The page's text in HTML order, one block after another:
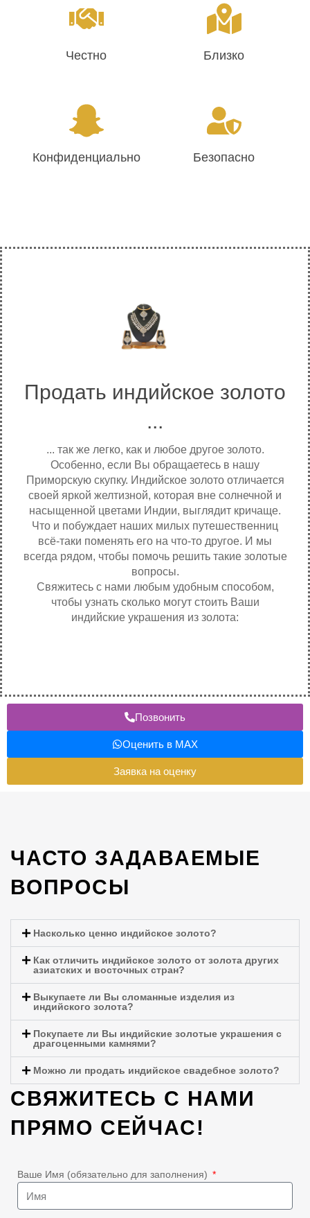
Честно Близко
Конфиденциально Безопасно
Продать индийское золото
...
... так же легко, как и любое другое золото.
Особенно, если Вы обращаетесь в нашу
Приморскую скупку. Индийское золото отличается
своей яркой желтизной, которая вне солнечной и
насыщенной цветами Индии, выглядит кричаще.
Что и побуждает наших милых путешественниц
всё-таки поменять его на что-то другое. И мы
всегда рядом, чтобы помочь решить такие золотые
вопросы.
Свяжитесь с нами любым удобным способом,
чтобы узнать сколько могут стоить Ваши
индийские украшения из золота:
Позвонить
Оценить в MAX
Заявка на оценку
ЧАСТО ЗАДАВАЕМЫЕ
ВОПРОСЫ
Насколько ценно индийское золото?
Как отличить индийское золото от золота других
азиатских и восточных стран?
Выкупаете ли Вы сломанные изделия из
индийского золота?
Покупаете ли Вы индийские золотые украшения с
драгоценными камнями?
Можно ли продать индийское свадебное золото?
СВЯЖИТЕСЬ С НАМИ
ПРЯМО СЕЙЧАС!
Ваше Имя (обязательно для заполнения)